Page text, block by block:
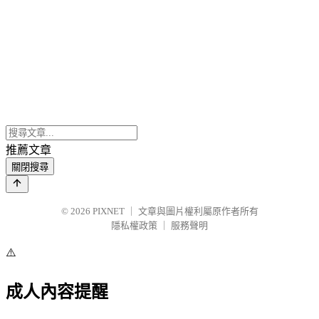
推薦文章
關閉搜尋
© 2026 PIXNET
文章與圖片權利屬原作者所有
隱私權政策
服務聲明
⚠️
成人內容提醒